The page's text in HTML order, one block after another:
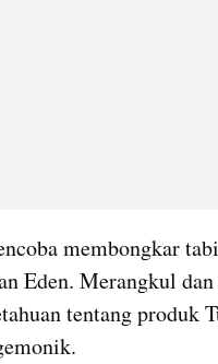
Eden. Merangkul
tentang produk